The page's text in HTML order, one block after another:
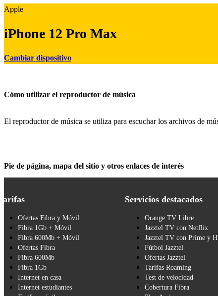
Apple
iPhone 12 Pro Max
Cambiar dispositivo
Cómo utilizar el reproductor de música
El reproductor de música se utiliza para escuchar los archivos de
Pie de página, mapa del sitio y otros enlaces de interés
Ofertas Fibra y Móvil
Fibra 1Gb + Móvil
Fibra 600Mb + Móvil
Ofertas Fibra
Fibra 600Mb
Fibra 1Gb
Internet en casa
Internet estudiantes
Servicios destacados
Orange TV Libre
Jazztel TV con Netflix
Jazztel TV con Prime y
Fútbol Jazztel
Ofertas Jazztel
Tarifas Roaming
Test de velocidad
Cobertura Fibra